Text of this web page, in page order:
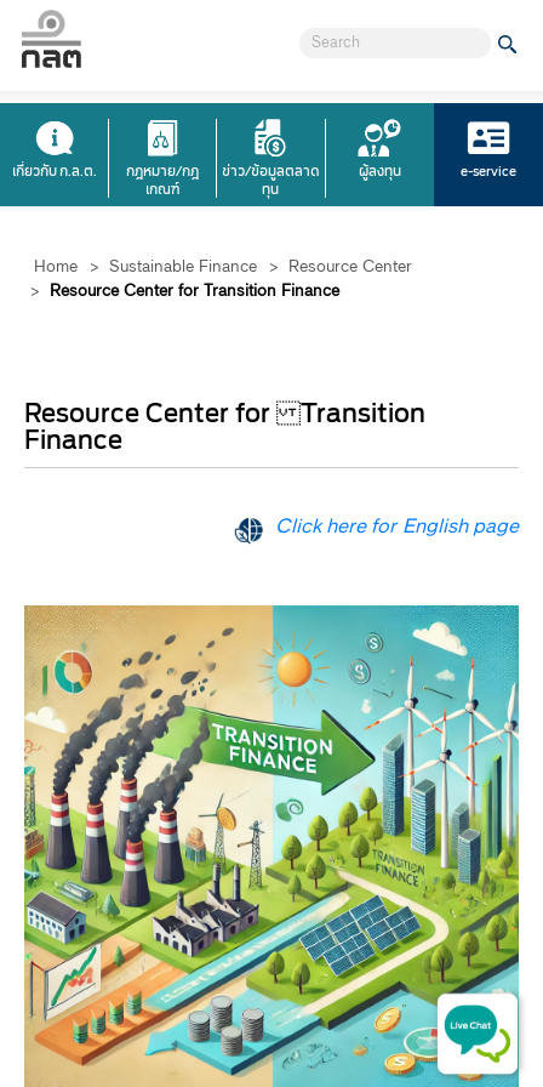
เกี่ยวกับ ก.ล.ต.
กฎหมาย/กฎ
เกณฑ์
ข่าว/ข้อมูลตลาด
ทุน
ผู้ลงทุน e-service
Home > Sustainable Finance > Resource Center
> Resource Center for Transition Finance
Resource Center for Transition
Finance
Click here for English page